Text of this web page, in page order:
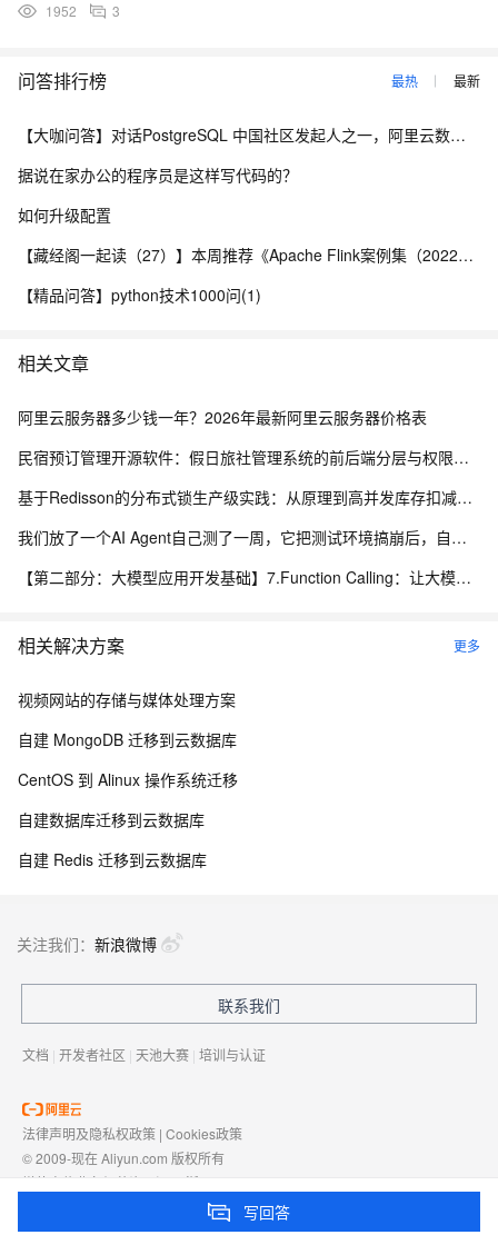
1952 3
问答排行榜 最热 最新
【大咖问答】对话PostgreSQL 中国社区发起人之一，阿里云数据库高级专家 德哥
据说在家办公的程序员是这样写代码的？
如何升级配置
【藏经阁一起读（27）】本周推荐《Apache Flink案例集（2022版）》，你有哪些心得？
【精品问答】python技术1000问(1)
相关文章
阿里云服务器多少钱一年？2026年最新阿里云服务器价格表
民宿预订管理开源软件：假日旅社管理系统的前后端分层与权限控制设计
基于Redisson的分布式锁生产级实践：从原理到高并发库存扣减实战
我们放了一个AI Agent自己测了一周，它把测试环境搞崩后，自己写了复盘报告申请了运维权限
【第二部分：大模型应用开发基础】7.Function Calling：让大模型调用真实程序能力
相关解决方案 更多
视频网站的存储与媒体处理方案
自建 MongoDB 迁移到云数据库
CentOS 到 Alinux 操作系统迁移
自建数据库迁移到云数据库
自建 Redis 迁移到云数据库
写回答
关注我们： 新浪微博
联系我们
文档 | 开发者社区 | 天池大赛 | 培训与认证
法律声明及隐私权政策 | Cookies政策
© 2009-现在 Aliyun.com 版权所有
增值电信业务经营许可证： 浙B2-20080101
浙D3-20210002